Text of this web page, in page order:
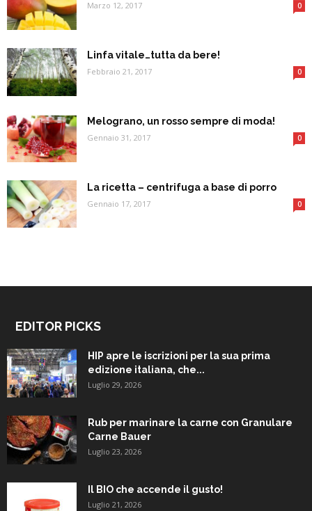
Marzo 12, 2017 0
Linfa vitale…tutta da bere!
Febbraio 21, 2017 0
Melograno, un rosso sempre di moda!
Gennaio 31, 2017 0
La ricetta – centrifuga a base di porro
Gennaio 17, 2017 0
EDITOR PICKS
HIP apre le iscrizioni per la sua prima
edizione italiana, che...
Luglio 29, 2026
Rub per marinare la carne con Granulare
Carne Bauer
Luglio 23, 2026
Il BIO che accende il gusto!
Luglio 21, 2026